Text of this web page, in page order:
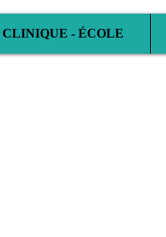
CLINIQUE - ÉCOLE